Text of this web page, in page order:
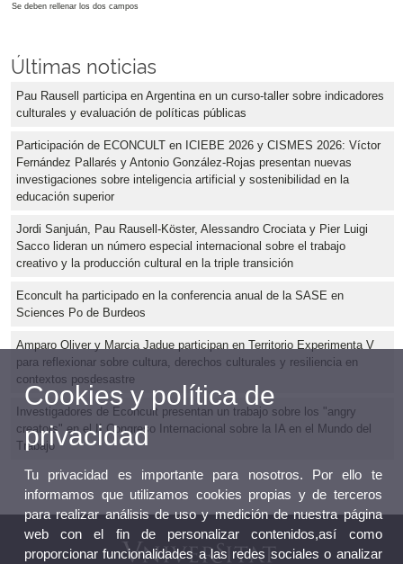
Se deben rellenar los dos campos
Últimas noticias
Pau Rausell participa en Argentina en un curso-taller sobre indicadores
culturales y evaluación de políticas públicas
Participación de ECONCULT en ICIEBE 2026 y CISMES 2026: Víctor
Fernández Pallarés y Antonio González-Rojas presentan nuevas
investigaciones sobre inteligencia artificial y sostenibilidad en la
educación superior
Jordi Sanjuán, Pau Rausell-Köster, Alessandro Crociata y Pier Luigi
Sacco lideran un número especial internacional sobre el trabajo
creativo y la producción cultural en la triple transición
Econcult ha participado en la conferencia anual de la SASE en
Sciences Po de Burdeos
Amparo Oliver y Marcia Jadue participan en Territorio Experimenta V
para reflexionar sobre cultura, derechos culturales y resiliencia en
contextos posdesastre
Investigadores de Econcult presentan un trabajo sobre los "angry
creators" en el II Congreso Internacional sobre la IA en el Mundo del
Trabajo
Cookies y política de
privacidad
Tu privacidad es importante para nosotros. Por ello te
informamos que utilizamos cookies propias y de terceros
para realizar análisis de uso y medición de nuestra página
web con el fin de personalizar contenidos,así como
proporcionar funcionalidades a las redes sociales o analizar